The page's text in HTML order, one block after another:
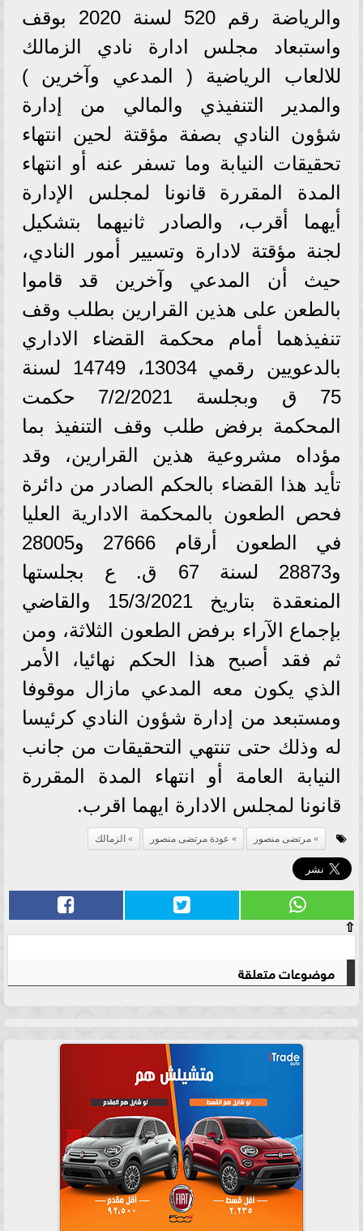
والرياضة رقم 520 لسنة 2020 بوقف
واستبعاد مجلس ادارة نادي الزمالك
للالعاب الرياضية ( المدعي وآخرين )
والمدير التنفيذي والمالي من إدارة
شؤون النادي بصفة مؤقتة لحين انتهاء
تحقيقات النيابة وما تسفر عنه أو انتهاء
المدة المقررة قانونا لمجلس الإدارة
أيهما أقرب، والصادر ثانيهما بتشكيل
لجنة مؤقتة لادارة وتسيير أمور النادي،
حيث أن المدعي وآخرين قد قاموا
بالطعن على هذين القرارين بطلب وقف
تنفيذهما أمام محكمة القضاء الاداري
بالدعويين رقمي 13034، 14749 لسنة
75 ق وبجلسة 7/2/2021 حكمت
المحكمة برفض طلب وقف التنفيذ بما
مؤداه مشروعية هذين القرارين، وقد
تأيد هذا القضاء بالحكم الصادر من دائرة
فحص الطعون بالمحكمة الادارية العليا
في الطعون أرقام 27666 و28005
و28873 لسنة 67 ق. ع بجلستها
المنعقدة بتاريخ 15/3/2021 والقاضي
بإجماع الآراء برفض الطعون الثلاثة، ومن
ثم فقد أصبح هذا الحكم نهائيا، الأمر
الذي يكون معه المدعي مازال موقوفا
ومستبعد من إدارة شؤون النادي كرئيسا
له وذلك حتى تنتهي التحقيقات من جانب
النيابة العامة أو انتهاء المدة المقررة
قانونا لمجلس الادارة ايهما اقرب.
مرتضى منصور عودة مرتضى منصور الزمالك
⇧
موضوعات متعلقة